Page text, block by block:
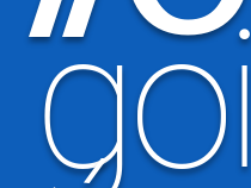
Detran-GO
goi